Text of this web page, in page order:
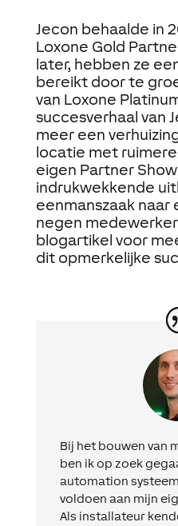
Jecon behaalde in
Loxone Gold
later, hebben ze
bereikt door te
van Loxone
succesverhaal van
meer een
locatie met
eigen Partner
indrukwekkende
eenmanszaak
negen
blogartikel voor
dit opmerkelijke
Bij het bouwen van
ben ik op zoek
automation
voldoen aan mijn
Als installateur